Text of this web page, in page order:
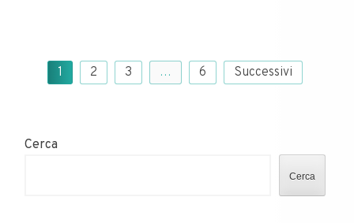
Paginazione
1 2 3 … 6 Successivi
Cerca
Cerca